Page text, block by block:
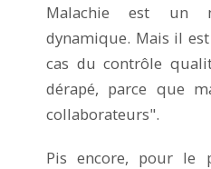
Malachie est un
dynamique. Mais il
cas du contrôle
dérapé, parce que
collaborateurs".
Pis encore, pour le